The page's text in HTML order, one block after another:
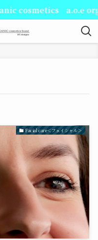
a.o.e
Facial care＜フェイシャル＞